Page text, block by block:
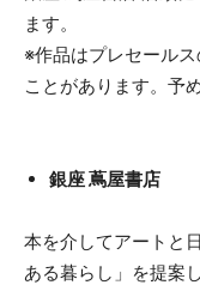
ます。
※作品はプレセール
ことがあります。予
銀座 蔦屋書店
本を介してアートと
ある暮らし」を提案し